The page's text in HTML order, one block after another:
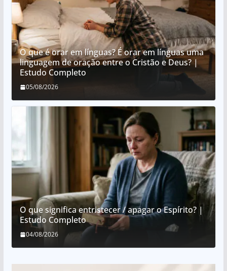
O que é orar em línguas? É orar em línguas uma
linguagem de oração entre o Cristão e Deus? |
Estudo Completo
05/08/2026
O que significa entristecer / apagar o Espírito? |
Estudo Completo
04/08/2026